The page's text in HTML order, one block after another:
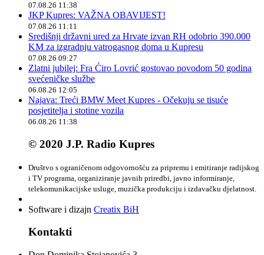
07.08.26 11:38
JKP Kupres: VAŽNA OBAVIJEST!
07.08.26 11:11
Središnji državni ured za Hrvate izvan RH odobrio 390.000
KM za izgradnju vatrogasnog doma u Kupresu
07.08.26 09:27
Zlatni jubilej: Fra Ćiro Lovrić gostovao povodom 50 godina
svećeničke službe
06.08.26 12:05
Najava: Treći BMW Meet Kupres - Očekuju se tisuće
posjetitelja i stotine vozila
06.08.26 11:38
© 2020 J.P. Radio Kupres
Društvo s ograničenom odgovornošću za pripremu i emitiranje radijskog
i TV programa, organiziranje javnih priredbi, javno informiranje,
telekomunikacijske usluge, muzička produkciju i izdavačku djelatnost.
Software i dizajn Creatix BiH
Kontakti